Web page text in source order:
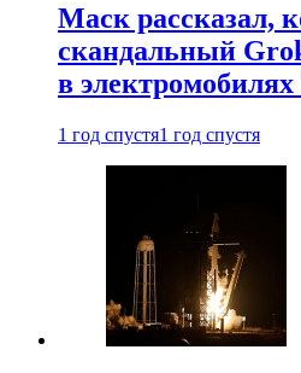
Маск рассказал,
скандальный
в электромобилях
1 год спустя1 год спустя